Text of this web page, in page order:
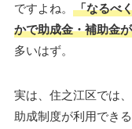
ですよね。
「なるべ
かで助成金・補助金
多いはず。
実は、住之江区では
助成制度が利用でき